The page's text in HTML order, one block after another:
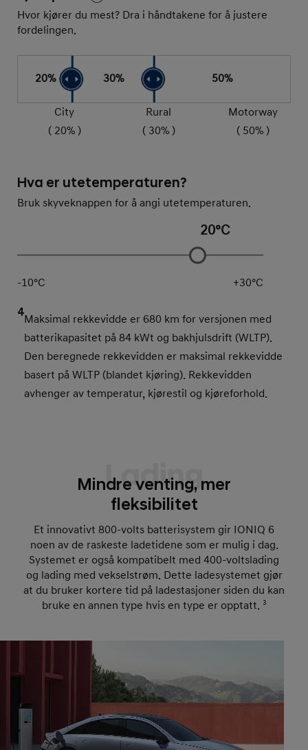
Hvor kjører du mest? Dra i håndtakene for å justere
fordelingen.
20% 30% 50%
City
( 20% )
Rural
( 30% )
Motorway
( 50% )
Hva er utetemperaturen?
Bruk skyveknappen for å angi utetemperaturen.
20°C
-10°C +30°C
4Maksimal rekkevidde er 680 km for versjonen med
batterikapasitet på 84 kWt og bakhjulsdrift (WLTP).
Den beregnede rekkevidden er maksimal rekkevidde
basert på WLTP (blandet kjøring). Rekkevidden
avhenger av temperatur, kjørestil og kjøreforhold.
Lading
Mindre venting, mer
fleksibilitet
Et innovativt 800-volts batterisystem gir IONIQ 6
noen av de raskeste ladetidene som er mulig i dag.
Systemet er også kompatibelt med 400-voltslading
og lading med vekselstrøm. Dette ladesystemet gjør
at du bruker kortere tid på ladestasjoner siden du kan
bruke en annen type hvis en type er opptatt. 3